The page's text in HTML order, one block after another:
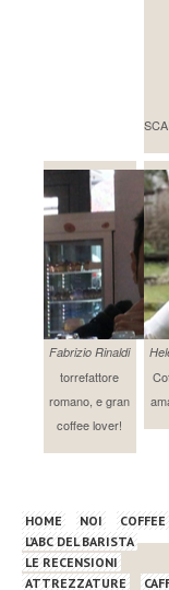
Fabrizio Rinaldi
torrefattore
romano, e gran
coffee lover!
HOME NOI
L’ABC DEL BARISTA
LE RECENSIONI
ATTREZZATURE